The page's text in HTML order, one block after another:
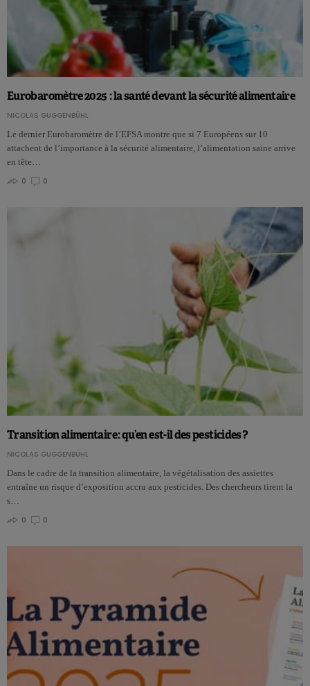
Eurobaromètre 2025 : la santé devant la sécurité alimentaire
NICOLAS GUGGENBÜHL
Le dernier Eurobaromètre de l’EFSA montre que si 7 Européens sur 10
attachent de l’importance à la sécurité alimentaire, l’alimentation saine arrive
en tête…
0
0
Transition alimentaire : qu’en est-il des pesticides ?
NICOLAS GUGGENBÜHL
Dans le cadre de la transition alimentaire, la végétalisation des assiettes
entraîne un risque d’exposition accru aux pesticides. Des chercheurs tirent la
s…
0
0